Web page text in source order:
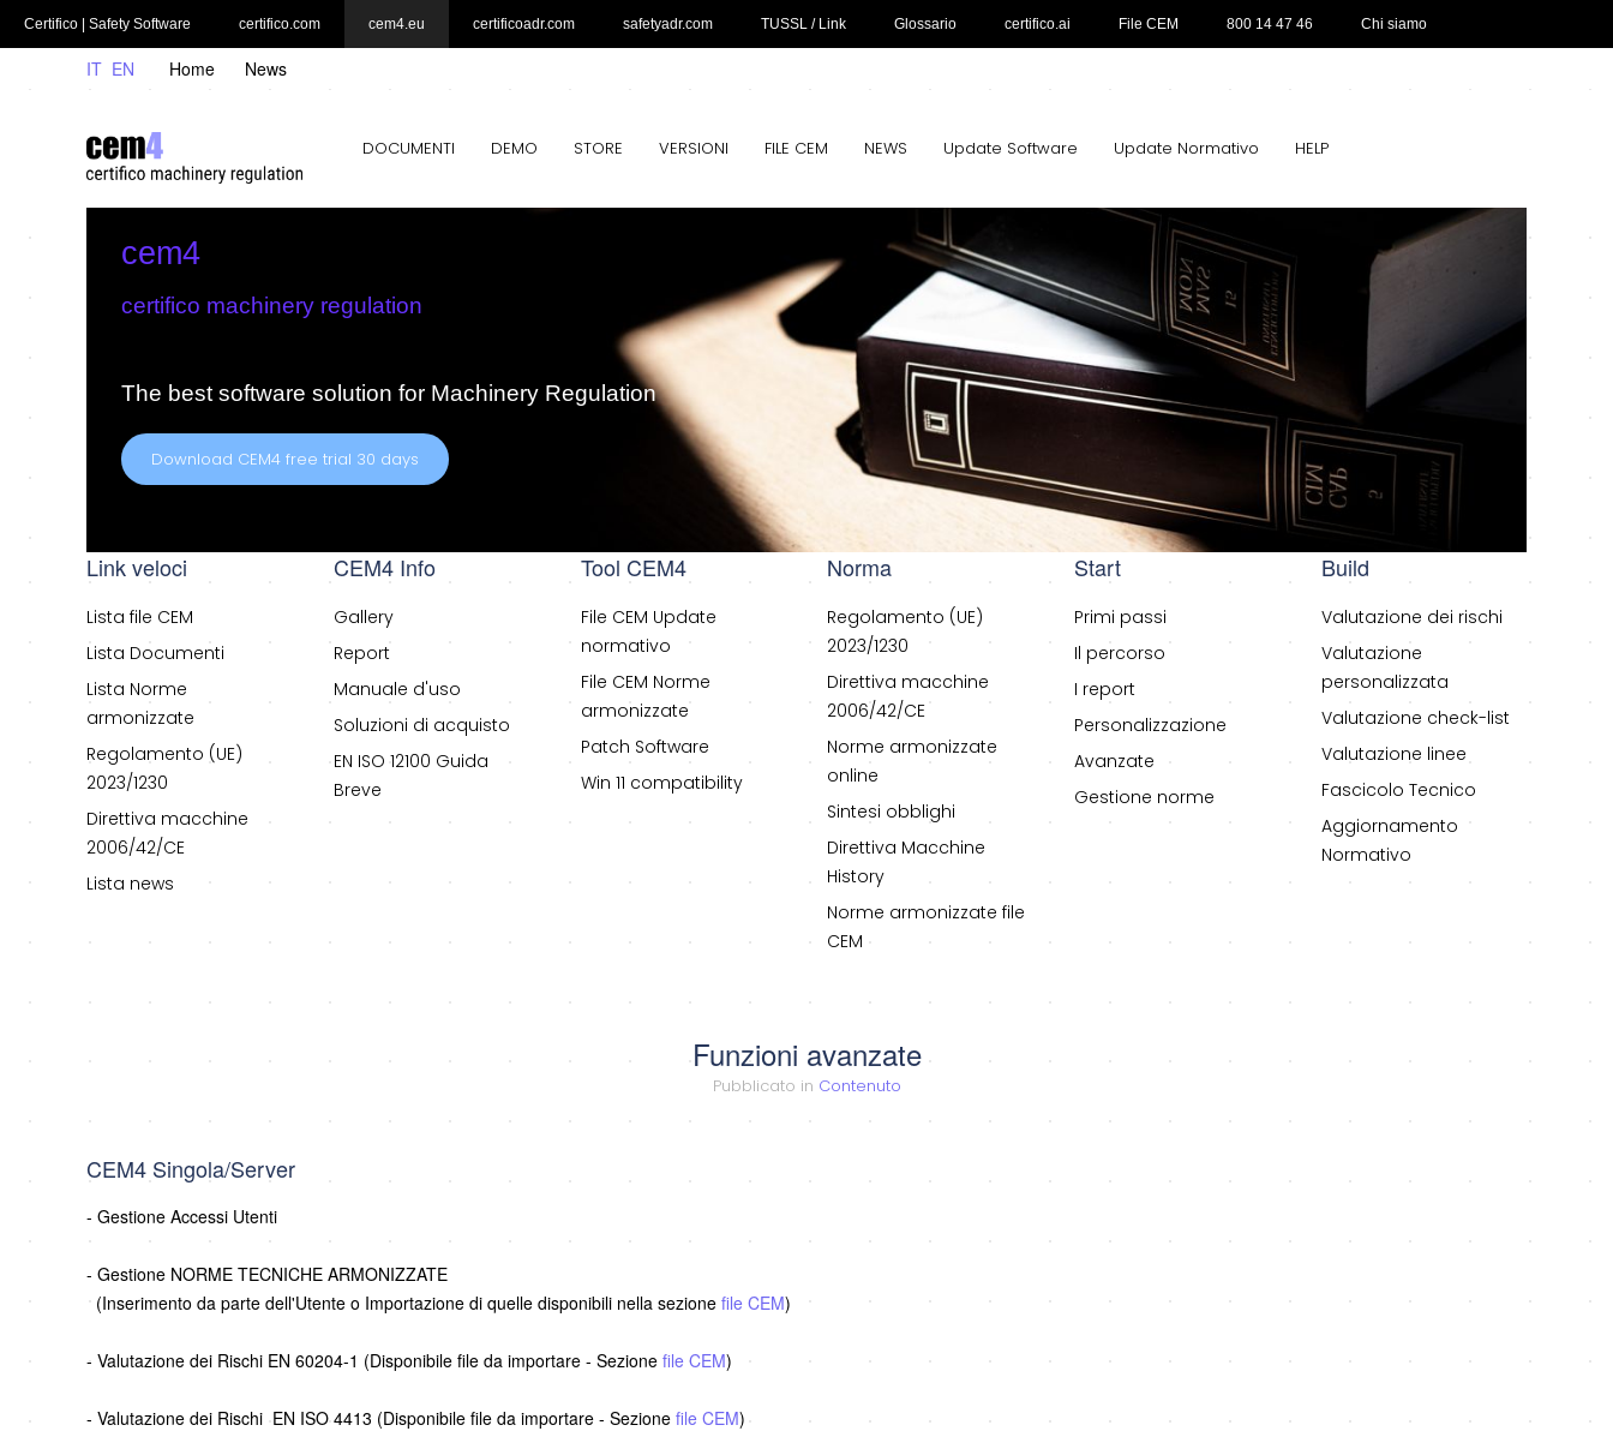
Certifico | Safety Software certifico.com cem4.eu certificoadr.com safetyadr.com TUSSL / Link Glossario certifico.ai File CEM 800 14 47 46 Chi siamo
IT EN Home News
DOCUMENTI DEMO STORE VERSIONI FILE CEM NEWS Update Software Update Normativo HELP
cem4
certifico machinery regulation
The best software solution for Machinery Regulation
Download CEM4 free trial 30 days
Link veloci
Lista file CEM
Lista Documenti
Lista Norme
armonizzate
Regolamento (UE)
2023/1230
Direttiva macchine
2006/42/CE
Lista news
CEM4 Info
Gallery
Report
Manuale d'uso
Soluzioni di acquisto
EN ISO 12100 Guida
Breve
Tool CEM4
File CEM Update
normativo
File CEM Norme
armonizzate
Patch Software
Win 11 compatibility
Norma
Regolamento (UE)
2023/1230
Direttiva macchine
2006/42/CE
Norme armonizzate
online
Sintesi obblighi
Direttiva Macchine
History
Norme armonizzate file
CEM
Start
Primi passi
Il percorso
I report
Personalizzazione
Avanzate
Gestione norme
Build
Valutazione dei rischi
Valutazione
personalizzata
Valutazione check-list
Valutazione linee
Fascicolo Tecnico
Aggiornamento
Normativo
Funzioni avanzate
Pubblicato in Contenuto
CEM4 Singola/Server
- Gestione Accessi Utenti
- Gestione NORME TECNICHE ARMONIZZATE
(Inserimento da parte dell'Utente o Importazione di quelle disponibili nella sezione file CEM)
- Valutazione dei Rischi EN 60204-1 (Disponibile file da importare - Sezione file CEM)
- Valutazione dei Rischi EN ISO 4413 (Disponibile file da importare - Sezione file CEM)